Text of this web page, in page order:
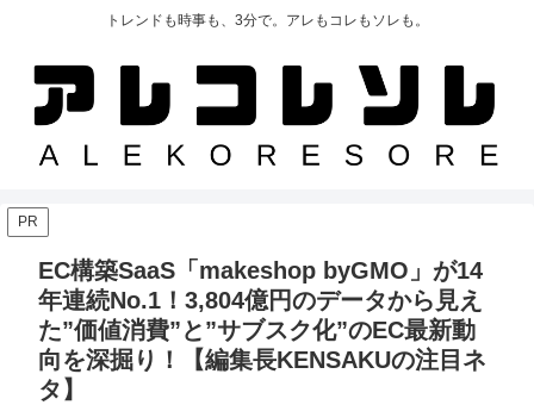
トレンドも時事も、3分で。アレもコレもソレも。
PR
EC構築SaaS「makeshop byGMO」が14
年連続No.1！3,804億円のデータから見え
た”価値消費”と”サブスク化”のEC最新動
向を深掘り！【編集長KENSAKUの注目ネ
タ】